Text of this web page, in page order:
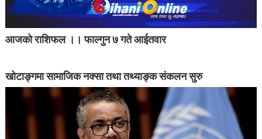
आजको राशिफल ।। फाल्गुन ७ गते आईतवार
खोटाङ्गमा सामाजिक नक्सा तथा तथ्याङ्क संकलन सुरु